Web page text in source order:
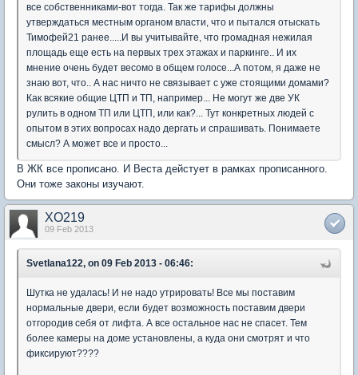
все собственниками-вот тогда. Так же тарифы должны
утверждаться местным органом власти, что и пытался отыскать
Тимофей21 ранее.....И вы учитывайте, что громадная нежилая
площадь еще есть на первых трех этажах и паркинге.. И их
мнение очень будет весомо в общем голосе...А потом, я даже не
знаю вот, что.. А нас ничто не связывает с уже стоящими домами?
Как всякие общие ЦТП и ТП, например... Не могут же две УК
рулить в одном ТП или ЦТП, или как?... Тут конкретных людей с
опытом в этих вопросах надо дергать и спрашивать. Понимаете
смысл? А может все и просто...
В ЖК все прописано. И Веста дейстует в рамках прописанного.
Они тоже законы изучают.
XO219
09 Feb 2013
Svetlana122, on 09 Feb 2013 - 06:46:
Шутка не удалась! И не надо утрировать! Все мы поставим
нормальные двери, если будет возможность поставим двери
отгородив себя от лифта. А все остальное нас не спасет. Тем
более камеры на доме установлены, а куда они смотрят и что
фиксируют????